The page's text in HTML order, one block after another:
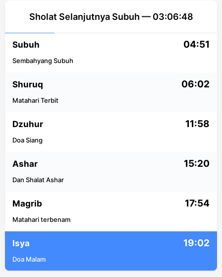
Sholat Selanjutnya Subuh — 03:06:48
Subuh 04:51
Sembahyang Subuh
Shuruq 06:02
Matahari Terbit
Dzuhur 11:58
Doa Siang
Ashar 15:20
Dan Shalat Ashar
Magrib 17:54
Matahari terbenam
Isya 19:02
Doa Malam